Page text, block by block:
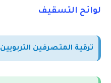
لوائح التسقيف
ترقية المتصرفين التربويين